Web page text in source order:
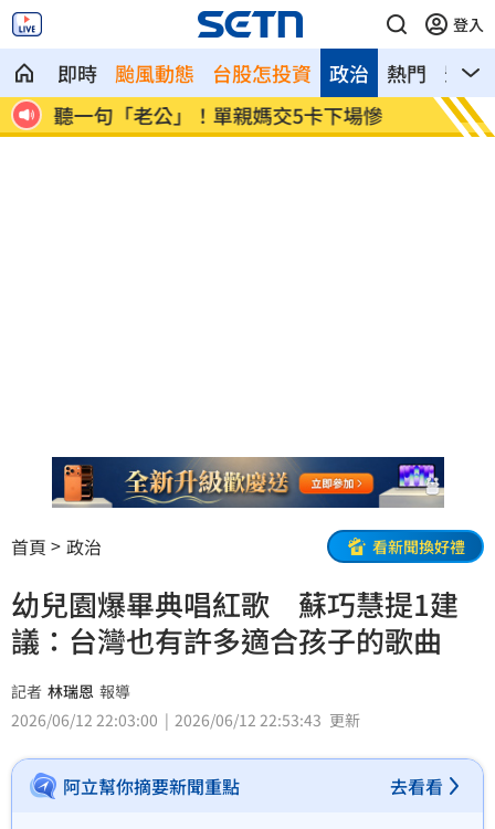
登入
即時 颱風動態 台股怎投資 熱門 影音
政治
了
聽一句「老公」！單親媽交5卡下場慘
非洲
了
首頁 政治 看新聞換好禮
幼兒園爆畢典唱紅歌 蘇巧慧提1建
議：台灣也有許多適合孩子的歌曲
記者 林瑞恩 報導
2026/06/12 22:03:00
2026/06/12 22:53:43 更新
阿立幫你摘要新聞重點 去看看